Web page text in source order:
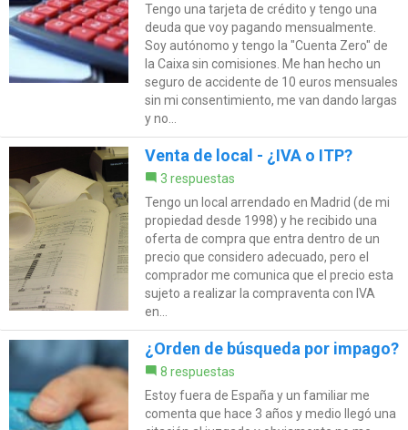
Tengo una tarjeta de crédito y tengo una
deuda que voy pagando mensualmente.
Soy autónomo y tengo la "Cuenta Zero" de
la Caixa sin comisiones. Me han hecho un
seguro de accidente de 10 euros mensuales
sin mi consentimiento, me van dando largas
y no...
Venta de local - ¿IVA o ITP?
3 respuestas
Tengo un local arrendado en Madrid (de mi
propiedad desde 1998) y he recibido una
oferta de compra que entra dentro de un
precio que considero adecuado, pero el
comprador me comunica que el precio esta
sujeto a realizar la compraventa con IVA
en...
¿Orden de búsqueda por impago?
8 respuestas
Estoy fuera de España y un familiar me
comenta que hace 3 años y medio llegó una